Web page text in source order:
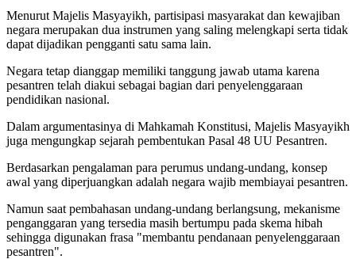
Menurut Majelis Masyayikh, partisipasi masyarakat dan kewajiban
negara merupakan dua instrumen yang saling melengkapi serta tidak
dapat dijadikan pengganti satu sama lain.
Negara tetap dianggap memiliki tanggung jawab utama karena
pesantren telah diakui sebagai bagian dari penyelenggaraan
pendidikan nasional.
Dalam argumentasinya di Mahkamah Konstitusi, Majelis Masyayikh
juga mengungkap sejarah pembentukan Pasal 48 UU Pesantren.
Berdasarkan pengalaman para perumus undang-undang, konsep
awal yang diperjuangkan adalah negara wajib membiayai pesantren.
Namun saat pembahasan undang-undang berlangsung, mekanisme
penganggaran yang tersedia masih bertumpu pada skema hibah
sehingga digunakan frasa "membantu pendanaan penyelenggaraan
pesantren".